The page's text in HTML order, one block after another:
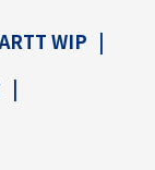
WIP |
|